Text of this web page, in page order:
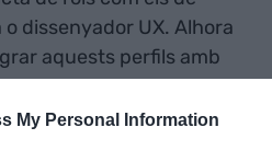
My Personal Information
dissenyador UX. Alhora
aquests perfils amb
en totes aquestes